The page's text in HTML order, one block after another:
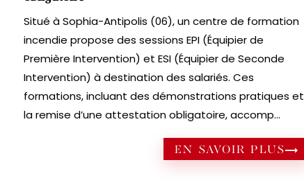
Situé à Sophia-Antipolis (06), un centre de formation
incendie propose des sessions EPI (Équipier de
Première Intervention) et ESI (Équipier de Seconde
Intervention) à destination des salariés. Ces
formations, incluant des démonstrations pratiques et
la remise d’une attestation obligatoire, accomp...
EN SAVOIR PLUS